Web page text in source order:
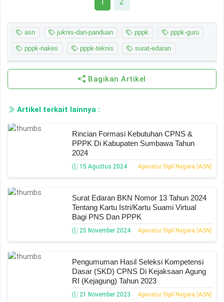
asn juknis-dan-panduan pppk pppk-guru
pppk-nakes pppk-teknis surat-edaran
Bagikan Artikel
Artikel terkait lainnya :
Rincian Formasi Kebutuhan CPNS &
PPPK Di Kabupaten Sumbawa Tahun
2024
15 Agustus 2024 Aparatur Sipil Negara (ASN)
Surat Edaran BKN Nomor 13 Tahun 2024
Tentang Kartu Istri/Kartu Suami Virtual
Bagi PNS Dan PPPK
25 November 2024 Aparatur Sipil Negara (ASN)
Pengumuman Hasil Seleksi Kompetensi
Dasar (SKD) CPNS Di Kejaksaan Agung
RI (Kejagung) Tahun 2023
21 November 2023 Aparatur Sipil Negara (ASN)